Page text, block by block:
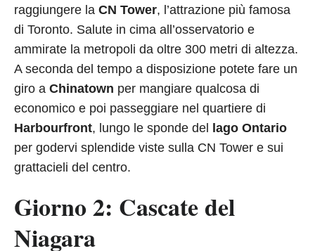
raggiungere la CN Tower, l’attrazione più famosa
di Toronto. Salute in cima all’osservatorio e
ammirate la metropoli da oltre 300 metri di altezza.
A seconda del tempo a disposizione potete fare un
giro a Chinatown per mangiare qualcosa di
economico e poi passeggiare nel quartiere di
Harbourfront, lungo le sponde del lago Ontario
per godervi splendide viste sulla CN Tower e sui
grattacieli del centro.
Giorno 2: Cascate del
Niagara